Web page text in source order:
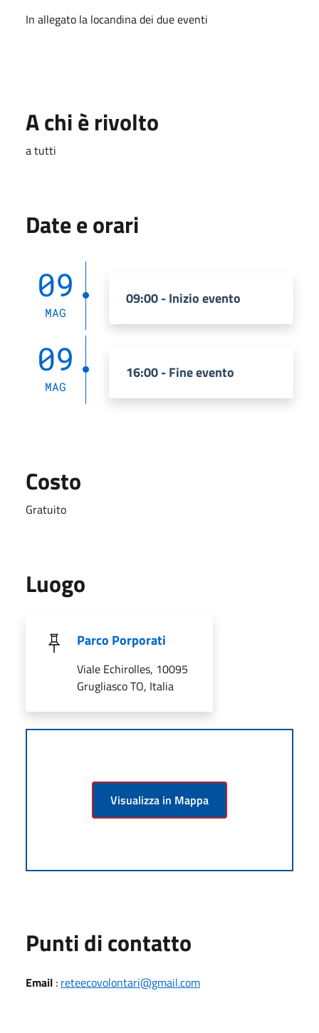
In allegato la locandina dei due eventi
A chi è rivolto
a tutti
Date e orari
09
MAG
09:00 - Inizio evento
09
MAG
16:00 - Fine evento
Costo
Gratuito
Luogo
Parco Porporati
Viale Echirolles, 10095
Grugliasco TO, Italia
Visualizza in Mappa
Punti di contatto
Email : reteecovolontari@gmail.com